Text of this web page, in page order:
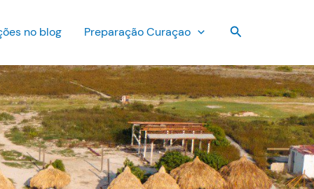
no blog Preparação Curaçao Pesquisar